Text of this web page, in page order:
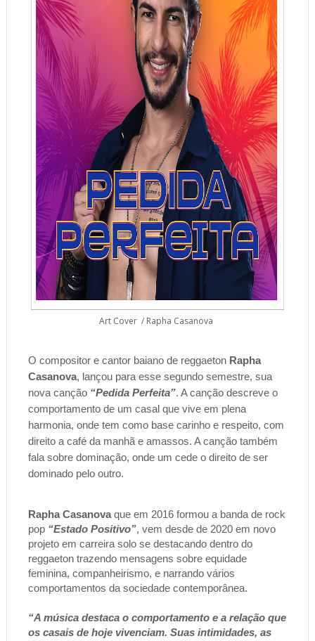
Art Cover / Rapha Casanova
O compositor e cantor baiano de reggaeton Rapha
Casanova, lançou para esse segundo semestre, sua
nova canção “Pedida Perfeita”. A canção descreve o
comportamento de um casal que vive em plena
harmonia, onde tem como base carinho e respeito, com
direito a café da manhã e amassos. A canção também
fala sobre dominação, onde um cede o direito de ser
dominado pelo outro.
Rapha Casanova que em 2016 formou a banda de rock
pop “Estado Positivo”, vem desde de 2020 em novo
projeto em carreira solo se destacando dentro do
reggaeton trazendo mensagens sobre equidade
feminina, companheirismo, e narrando vários
comportamentos da sociedade contemporânea.
“A música destaca o comportamento e a relação que
os casais de hoje vivenciam. Suas intimidades, as